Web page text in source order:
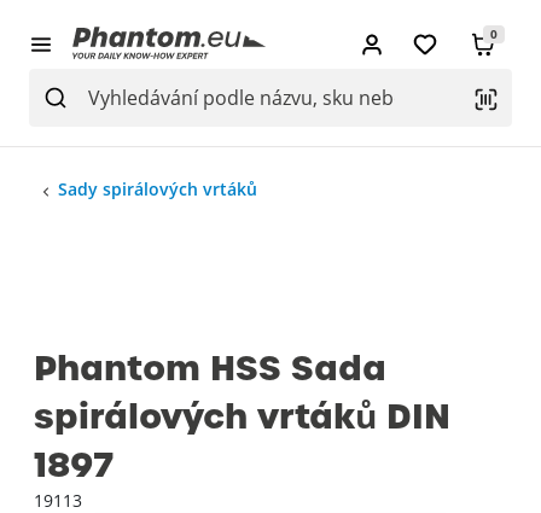
0
Sady spirálových vrtáků
Phantom HSS Sada
spirálových vrtáků DIN
1897
19113